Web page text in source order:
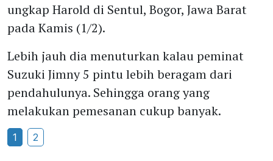
ungkap Harold di Sentul, Bogor, Jawa Barat
pada Kamis (1/2).
Lebih jauh dia menuturkan kalau peminat
Suzuki Jimny 5 pintu lebih beragam dari
pendahulunya. Sehingga orang yang
melakukan pemesanan cukup banyak.
1 2